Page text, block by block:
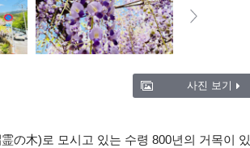
사진 보기
の木)로 모시고 있는 수령 800년의 거목이 있